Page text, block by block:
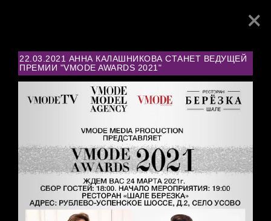
×
22.03.2021 АННА КАЛАШНИКОВА СТАНЕТ ВЕДУЩЕЙ
ПРЕМИИ "VMODE AWARDS 2021"